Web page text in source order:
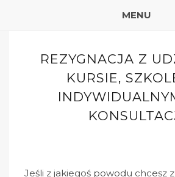
MENU
REZYGNACJA Z
KURSIE,
Jeśli z jakiegoś powodu chcesz